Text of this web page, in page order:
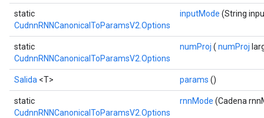
static
CudnnRNNCanonicalToParamsV2.Options
inputMode (String
static
CudnnRNNCanonicalToParamsV2.Options
numProj ( numProj
Salida <T> params ()
static
CudnnRNNCanonicalToParamsV2.Options
rnnMode (Cadena